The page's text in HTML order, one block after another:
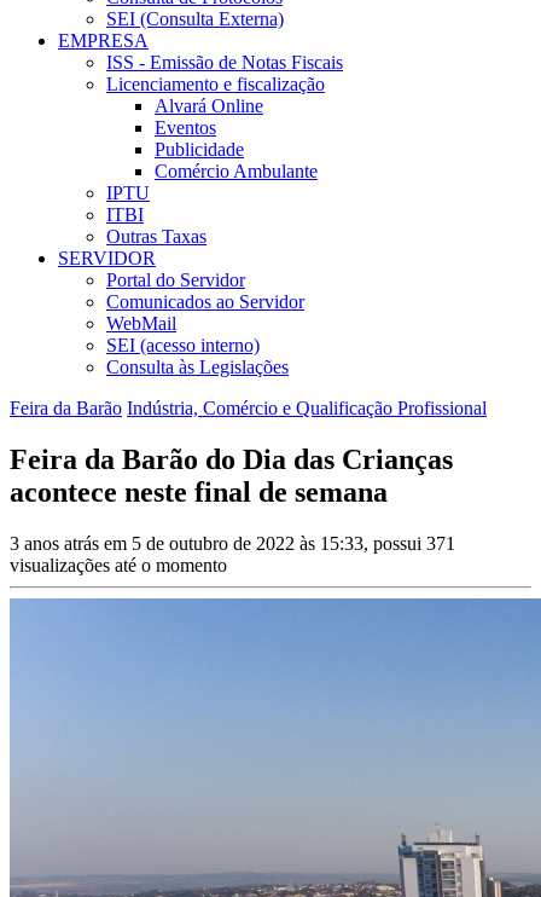
SEI (Consulta Externa)
EMPRESA
ISS - Emissão de Notas Fiscais
Licenciamento e fiscalização
Alvará Online
Eventos
Publicidade
Comércio Ambulante
IPTU
ITBI
Outras Taxas
SERVIDOR
Portal do Servidor
Comunicados ao Servidor
WebMail
SEI (acesso interno)
Consulta às Legislações
Feira da Barão Indústria, Comércio e Qualificação Profissional
Feira da Barão do Dia das Crianças
acontece neste final de semana
3 anos atrás em 5 de outubro de 2022 às 15:33, possui 371
visualizações até o momento